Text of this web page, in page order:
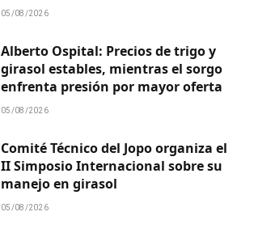
05/08/2026
Alberto Ospital: Precios de trigo y
girasol estables, mientras el sorgo
enfrenta presión por mayor oferta
05/08/2026
Comité Técnico del Jopo organiza el
II Simposio Internacional sobre su
manejo en girasol
05/08/2026